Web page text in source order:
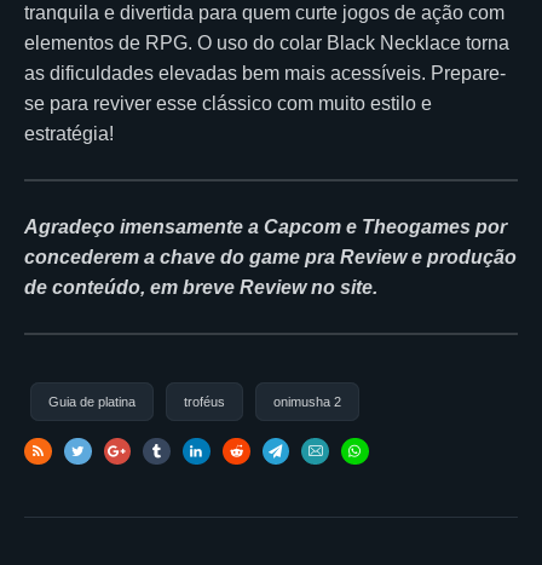
tranquila e divertida para quem curte jogos de ação com
elementos de RPG. O uso do colar Black Necklace torna
as dificuldades elevadas bem mais acessíveis. Prepare-
se para reviver esse clássico com muito estilo e
estratégia!
Agradeço imensamente a Capcom e Theogames por
concederem a chave do game pra Review e produção
de conteúdo, em breve Review no site.
Guia de platina troféus onimusha 2